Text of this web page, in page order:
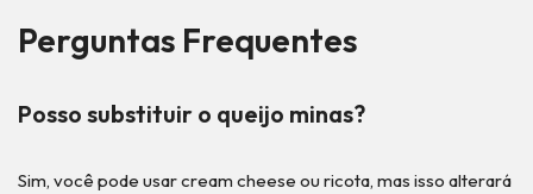
Perguntas Frequentes
Posso substituir o queijo minas?
Sim, você pode usar cream cheese ou ricota, mas isso alterará